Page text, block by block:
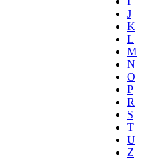
J
K
L
M
N
O
P
R
S
T
U
Z